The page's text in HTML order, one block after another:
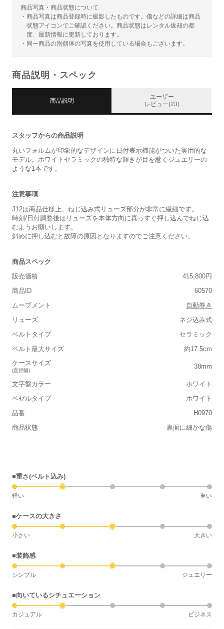
商品写真・商品状態について
・商品写真は商品登録時に撮影したものです。傷などの詳細は商品
状態アイコンでご確認ください。商品状態はレンタル返却の都
度、最新情報に更新しております。
・同一商品の別個体の写真を使用している場合もございます。
商品説明・スペック
商品説明
ユーザー
レビュー(23)
スタッフからの商品説明
丸いフォルムが印象的なデザインに日付表示機能がついた実用的な
モデル。ホワイトセラミックの独特な輝きが目を惹くジュエリーの
ような1本です。
注意事項
J12は商品仕様上、ねじ込み式リューズ部分が非常に繊細です。
時刻/日付調整後はリューズを本体方向に真っすぐ押し込んでねじ込
むようお願いします。
斜めに押し込むと故障の原因となりますのでご注意ください。
商品スペック
販売価格
415,800円
商品ID
60570
ムーブメント
自動巻き
リューズ
ネジ込み式
ベルトタイプ
セラミック
ベルト最大サイズ
約17.5cm
ケースサイズ
(直径幅)
38mm
文字盤カラー
ホワイト
ベゼルタイプ
ホワイト
品番
H0970
商品状態
裏面に細かな傷
■重さ(ベルト込み)
軽い 重い
■ケースの大きさ
小さい 大きい
■装飾感
シンプル ジュエリー
■向いているシチュエーション
カジュアル ビジネス